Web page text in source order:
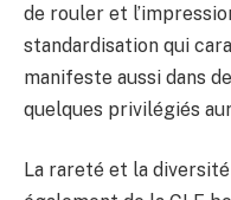
de rouler et
standardisation qui
manifeste aussi dans
quelques privilégiés
La rareté et la